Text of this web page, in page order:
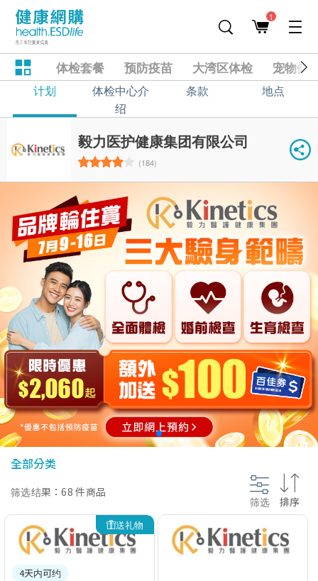
1
体检套餐 预防疫苗 大湾区体检 宠物健
计划
体检中心介
绍
条款 地点
毅力医护健康集团有限公司
(184)
@section InlineScriptsHead {
全部分类
筛选结果：68 件商品
筛选 排序
送礼物
4天内可约